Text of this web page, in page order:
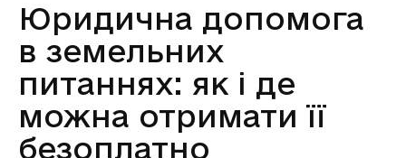
Юридична допомога
в земельних
питаннях: як і де
можна отримати її
безоплатно